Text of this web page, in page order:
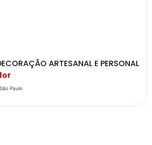
ARTESANAL E PERSONAL
São Paulo